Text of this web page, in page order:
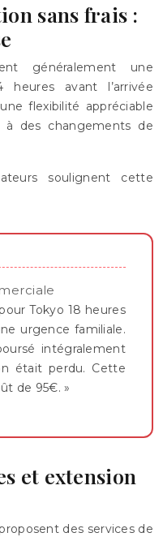
sans frais :
généralement une
heures avant l’arrivée
flexibilité appréciable
à des changements de
soulignent cette
Tokyo 18 heures
urgence familiale.
intégralement
était perdu. Cette
de 95€. »
et extension
des services de